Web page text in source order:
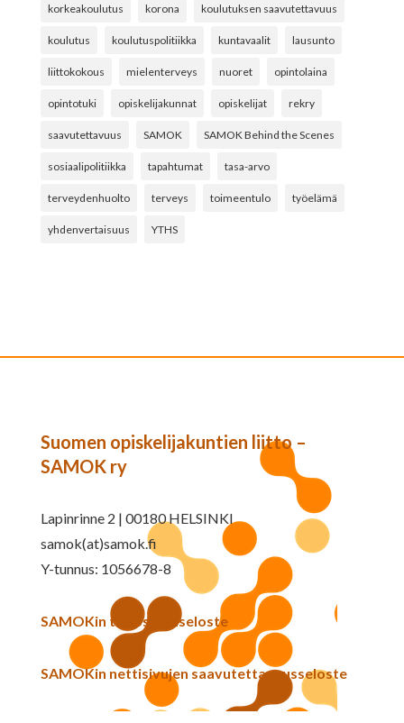
korkeakoulutus korona koulutuksen saavutettavuus
koulutus koulutuspolitiikka kuntavaalit lausunto
liittokokous mielenterveys nuoret opintolaina
opintotuki opiskelijakunnat opiskelijat rekry
saavutettavuus SAMOK SAMOK Behind the Scenes
sosiaalipolitiikka tapahtumat tasa-arvo
terveydenhuolto terveys toimeentulo työelämä
yhdenvertaisuus YTHS
Suomen opiskelijakuntien liitto –
SAMOK ry
Lapinrinne 2 | 00180 HELSINKI
samok(at)samok.fi
Y-tunnus: 1056678-8
SAMOKin tietosuojaseloste
SAMOKin nettisivujen saavutettavuusseloste